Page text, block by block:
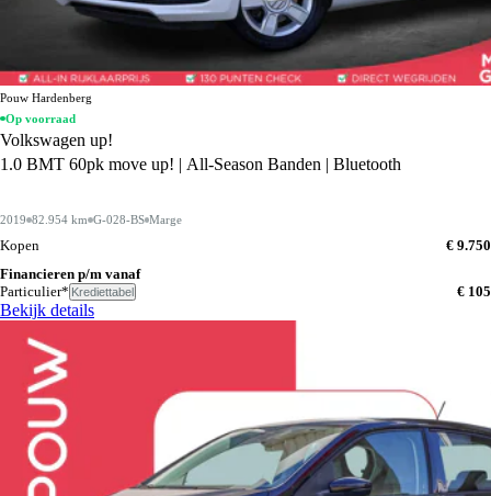
Pouw Hardenberg
Op voorraad
Volkswagen up!
1.0 BMT 60pk move up! | All-Season Banden | Bluetooth
2019 82.954 km G-028-BS Marge
Kopen
€ 9.750
Financieren p/m vanaf
Particulier* Krediettabel € 105
Bekijk details